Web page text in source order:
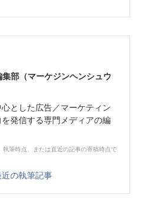
部（マーケジンヘンシュウ
とした広告／マーケティン
発信する専門メディアの編
執筆時点、または直近の記事の寄稿時点で
の執筆記事